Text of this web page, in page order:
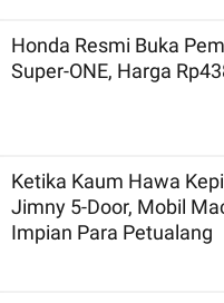
Honda Resmi Buka
Super-ONE, Harga
Ketika Kaum Hawa
Jimny 5-Door, Mobil
Impian Para Petualang